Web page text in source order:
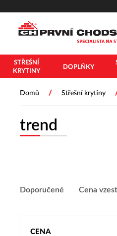
STŘEŠNÍ
KRYTINY
DOPLŇKY
Domů / Střešní krytiny
trend
Doporučené Cena
CENA